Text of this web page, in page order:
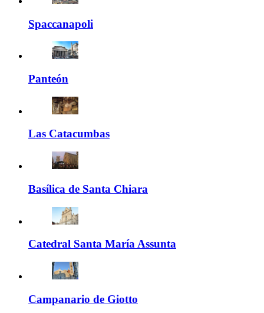
Spaccanapoli
Panteón
Las Catacumbas
Basílica de Santa Chiara
Catedral Santa María Assunta
Campanario de Giotto